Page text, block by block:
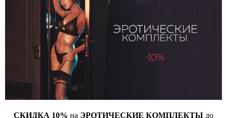
СКИДКА 10% на ЭРОТИЧЕСКИЕ КОМПЛЕКТЫ до